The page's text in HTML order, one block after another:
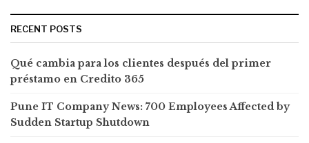
RECENT POSTS
Qué cambia para los clientes después del primer
préstamo en Credito 365
Pune IT Company News: 700 Employees Affected by
Sudden Startup Shutdown